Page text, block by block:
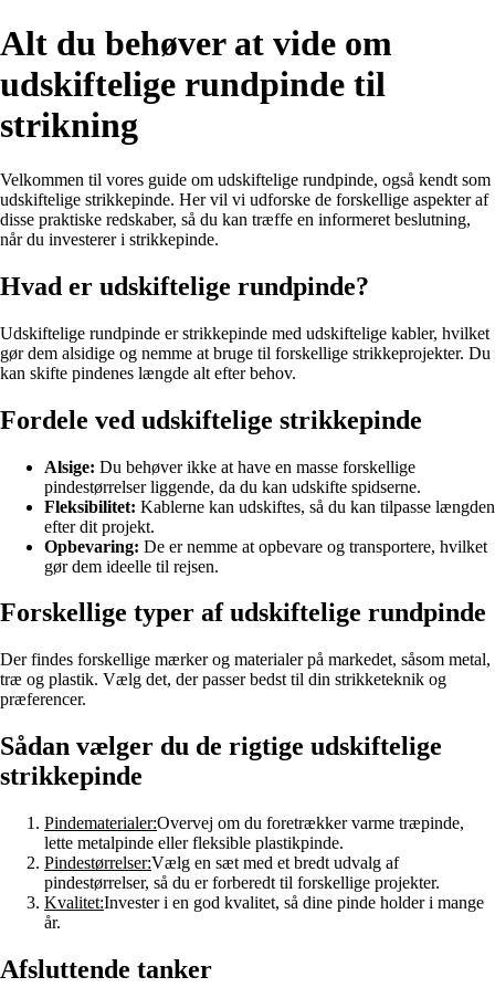
Alt du behøver at vide om
udskiftelige rundpinde til
strikning
Velkommen til vores guide om udskiftelige rundpinde, også kendt som
udskiftelige strikkepinde. Her vil vi udforske de forskellige aspekter af
disse praktiske redskaber, så du kan træffe en informeret beslutning,
når du investerer i strikkepinde.
Hvad er udskiftelige rundpinde?
Udskiftelige rundpinde er strikkepinde med udskiftelige kabler, hvilket
gør dem alsidige og nemme at bruge til forskellige strikkeprojekter. Du
kan skifte pindenes længde alt efter behov.
Fordele ved udskiftelige strikkepinde
Alsige: Du behøver ikke at have en masse forskellige
pindestørrelser liggende, da du kan udskifte spidserne.
Fleksibilitet: Kablerne kan udskiftes, så du kan tilpasse længden
efter dit projekt.
Opbevaring: De er nemme at opbevare og transportere, hvilket
gør dem ideelle til rejsen.
Forskellige typer af udskiftelige rundpinde
Der findes forskellige mærker og materialer på markedet, såsom metal,
træ og plastik. Vælg det, der passer bedst til din strikketeknik og
præferencer.
Sådan vælger du de rigtige udskiftelige
strikkepinde
Pindematerialer:Overvej om du foretrækker varme træpinde,
lette metalpinde eller fleksible plastikpinde.
Pindestørrelser:Vælg en sæt med et bredt udvalg af
pindestørrelser, så du er forberedt til forskellige projekter.
Kvalitet:Invester i en god kvalitet, så dine pinde holder i mange
år.
Afsluttende tanker